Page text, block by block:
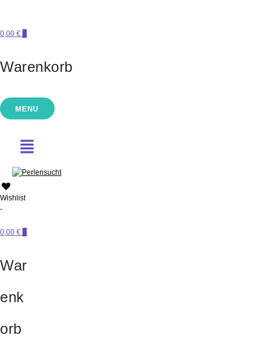
0,00 €
Warenkorb
MENU
Wishlist
-
0,00 €
War
enk
orb